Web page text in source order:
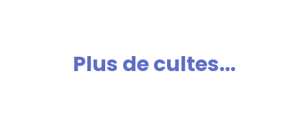
Plus de cultes...